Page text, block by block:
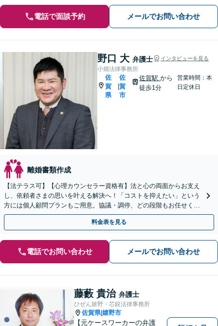
電話で面談予約 メールでお問い合わせ
野口 大 弁護士 インタビューを見る
小畑法律事務所
佐
賀
県
|
佐
賀
市
佐賀駅から
徒歩1分
営業時間：本
日定休日
離婚書類作成
【法テラス可】【心理カウンセラー資格有】法と心の両面からお支え
し、依頼者さまの思いを叶える解決へ！「コストを抑えたい」という
方には個人顧問プランもご用意。協議・調停、どの段階もお任せくだ
さい【初回相談無料】【佐賀駅1分】
料金表を見る
電話でお問い合わせ メールでお問い合わせ
藤藪 貴治 弁護士
ひぜん嬉野・芯鋭法律事務所
佐賀県|嬉野市
【元ケースワーカーの弁護